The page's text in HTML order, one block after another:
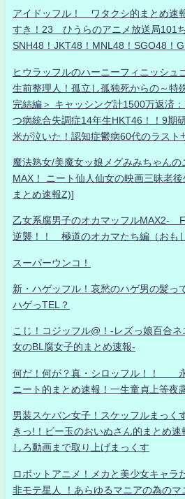
アイドッフル！ ワタクシ的まとめ速
すき！23 ひうらのアニメ放送局101
SNH48！JKT48！MNL48！SGO48！
ヒウラッフルのハーニーフィニッシュ
生前整理人！孤立し孤独死からの～特
完結編＞ キャッシング計1500万返済
つ病統合失調症14年生HKT46！！9期
米が泣いた！認知症鬱病60代のラスト
魔法熟女/美魔女ッ娘メグみみちゃん
MAX！ ニート仙人仙女の映画三昧老
まとめ速報Z)]
乙女系腐男子のオカマッフルMAX2-
逆襲！！ 極道のオカマたち編（おも
スーパーウンコ！
新・ハゲッフル！哀愁のハゲ男の髪っ
ハゲっTEL？
こじ！コジッフル@！-レズっ娘百合
女のBL腐女子的まとめ速報-
何だ！何が？真・シロッフル！！
ニート的まとめ速報！一生童貞上等夜
男装スケバン女子！スケッフルまっく
きっ!！ビー玉のおいぬさん的まとめ
しろ動画まで取り上げまっくす
ロボットアニメ！メカと美少女キャラ
非モテ星人 ！あらゆるマニアの為のマ